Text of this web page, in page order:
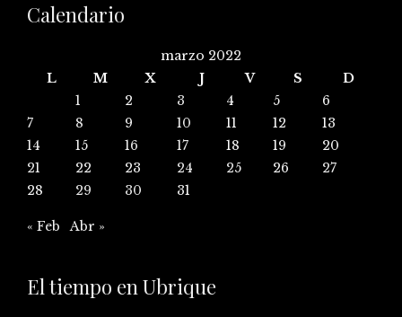
Calendario
marzo 2022
L
M X J V S
D
1
2 3 4 5
6
7
8 9 10 11 12
13
14
15 16 17 18 19
20
21
22 23 24 25 26
27
28
29 30 31
« Feb Abr »
El tiempo en Ubrique